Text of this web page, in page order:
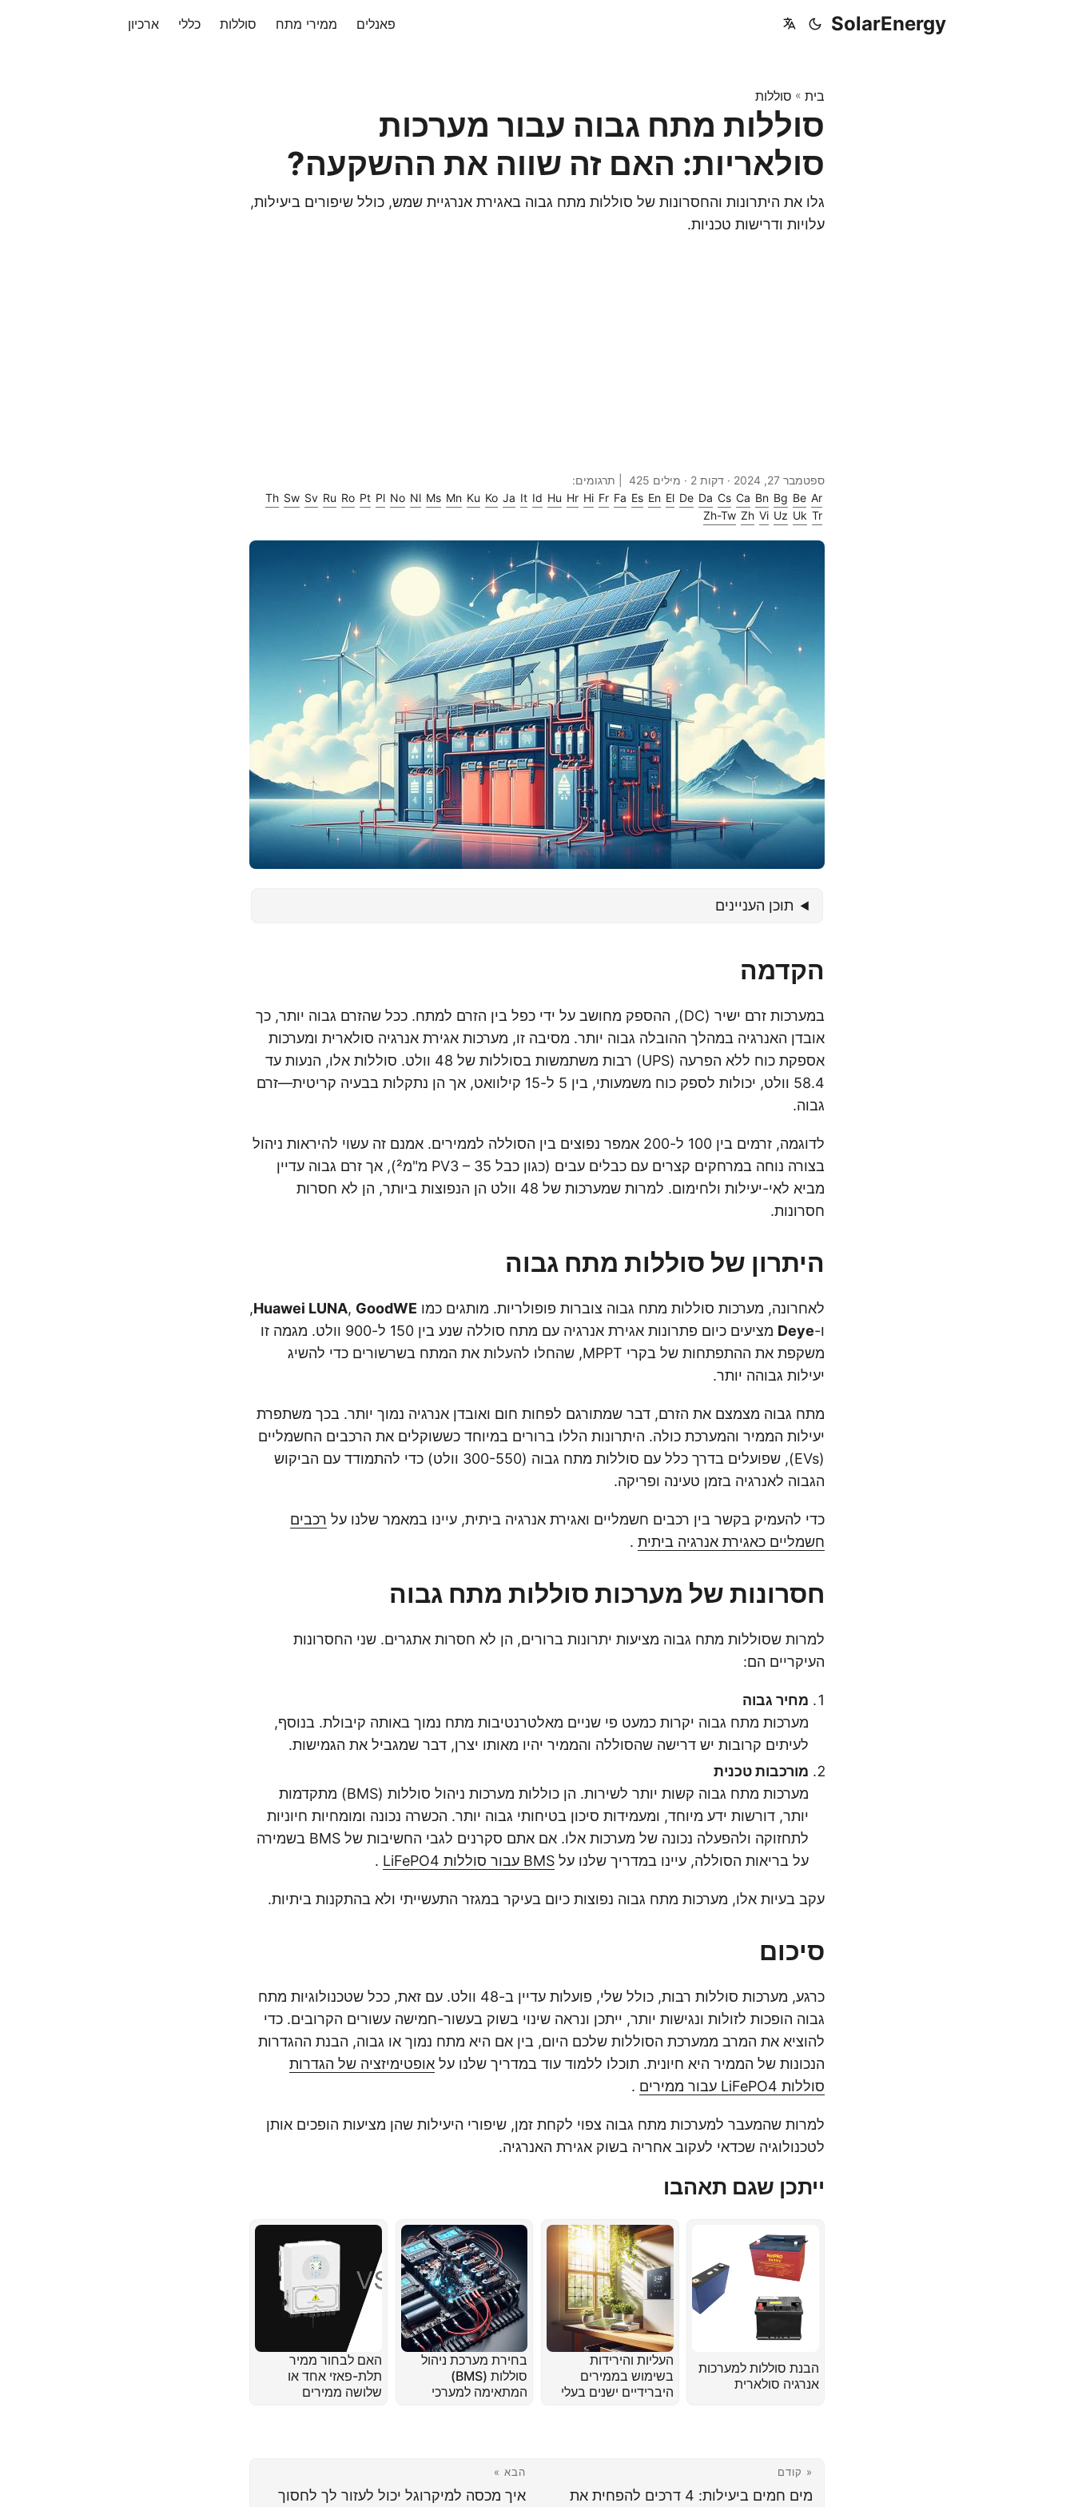
SolarEnergy פאנלים ממירי מתח סוללות כללי ארכיון
בית » סוללות
סוללות מתח גבוה עבור מערכות
סולאריות: האם זה שווה את ההשקעה?
גלו את היתרונות והחסרונות של סוללות מתח גבוה באגירת אנרגיית שמש, כולל שיפורים ביעילות,
עלויות ודרישות טכניות.
ספטמבר 27, 2024
· דקות 2 · מילים 425 | תרגומים:
Ar
Be
Bg
Bn
Ca
Cs
Da
De
El
En
Es
Fa
Fr
Hi
Hr
Hu
Id
It
Ja
Ko
Ku
Mn
Ms
Nl
No
Pl
Pt
Ro
Ru
Sv
Sw
Th
Tr
Uk
Uz
Vi
Zh
Zh-Tw
תוכן העניינים
הקדמה
במערכות זרם ישיר (DC), ההספק מחושב על ידי כפל בין הזרם למתח. ככל שהזרם גבוה יותר, כך
אובדן האנרגיה במהלך ההובלה גבוה יותר. מסיבה זו, מערכות אגירת אנרגיה סולארית ומערכות
אספקת כוח ללא הפרעה (UPS) רבות משתמשות בסוללות של 48 וולט. סוללות אלו, הנעות עד
58.4 וולט, יכולות לספק כוח משמעותי, בין 5 ל-15 קילוואט, אך הן נתקלות בבעיה קריטית—זרם
גבוה.
לדוגמה, זרמים בין 100 ל-200 אמפר נפוצים בין הסוללה לממירים. אמנם זה עשוי להיראות ניהול
בצורה נוחה במרחקים קצרים עם כבלים עבים (כגון כבל PV3 – 35 מ"מ²), אך זרם גבוה עדיין
מביא לאי-יעילות ולחימום. למרות שמערכות של 48 וולט הן הנפוצות ביותר, הן לא חסרות
חסרונות.
היתרון של סוללות מתח גבוה
לאחרונה, מערכות סוללות מתח גבוה צוברות פופולריות. מותגים כמו Huawei LUNA, GoodWE
,
ו-Deye
מציעים כיום פתרונות אגירת אנרגיה עם מתח סוללה שנע בין 150 ל-900 וולט. מגמה זו
משקפת את ההתפתחות של בקרי MPPT, שהחלו להעלות את המתח בשרשורים כדי להשיג
יעילות גבוהה יותר.
מתח גבוה מצמצם את הזרם, דבר שמתורגם לפחות חום ואובדן אנרגיה נמוך יותר. בכך משתפרת
יעילות הממיר והמערכת כולה. היתרונות הללו ברורים במיוחד כששוקלים את הרכבים החשמליים
(EVs), שפועלים בדרך כלל עם סוללות מתח גבוה (300-550 וולט) כדי להתמודד עם הביקוש
הגבוה לאנרגיה בזמן טעינה ופריקה.
כדי להעמיק בקשר בין רכבים חשמליים ואגירת אנרגיה ביתית, עיינו במאמר שלנו על רכבים
חשמליים כאגירת אנרגיה ביתית .
חסרונות של מערכות סוללות מתח גבוה
למרות שסוללות מתח גבוה מציעות יתרונות ברורים, הן לא חסרות אתגרים. שני החסרונות
העיקריים הם:
מחיר גבוה
מערכות מתח גבוה יקרות כמעט פי שניים מאלטרנטיבות מתח נמוך באותה קיבולת. בנוסף,
לעיתים קרובות יש דרישה שהסוללה והממיר יהיו מאותו יצרן, דבר שמגביל את הגמישות.
מורכבות טכנית
מערכות מתח גבוה קשות יותר לשירות. הן כוללות מערכות ניהול סוללות (BMS) מתקדמות
יותר, דורשות ידע מיוחד, ומעמידות סיכון בטיחותי גבוה יותר. הכשרה נכונה ומומחיות חיוניות
לתחזוקה ולהפעלה נכונה של מערכות אלו. אם אתם סקרנים לגבי החשיבות של BMS בשמירה
על בריאות הסוללה, עיינו במדריך שלנו על BMS עבור סוללות LiFePO4 .
עקב בעיות אלו, מערכות מתח גבוה נפוצות כיום בעיקר במגזר התעשייתי ולא בהתקנות ביתיות.
סיכום
כרגע, מערכות סוללות רבות, כולל שלי, פועלות עדיין ב-48 וולט. עם זאת, ככל שטכנולוגיות מתח
גבוה הופכות לזולות ונגישות יותר, ייתכן ונראה שינוי בשוק בעשור-חמישה עשורים הקרובים. כדי
להוציא את המרב ממערכת הסוללות שלכם היום, בין אם היא מתח נמוך או גבוה, הבנת ההגדרות
הנכונות של הממיר היא חיונית. תוכלו ללמוד עוד במדריך שלנו על אופטימיזציה של הגדרות
סוללות LiFePO4 עבור ממירים
.
למרות שהמעבר למערכות מתח גבוה צפוי לקחת זמן, שיפורי היעילות שהן מציעות הופכים אותן
לטכנולוגיה שכדאי לעקוב אחריה בשוק אגירת האנרגיה.
ייתכן שגם תאהבו
הבנת סוללות למערכות
אנרגיה סולארית
העליות והירידות
בשימוש בממירים
היברידיים ישנים בעלי
בחירת מערכת ניהול
סוללות (BMS)
המתאימה למערכי
האם לבחור ממיר
תלת-פאזי אחד או
שלושה ממירים
« קודם
מים חמים ביעילות: 4 דרכים להפחית את
הבא »
איך מכסה למיקרוגל יכול לעזור לך לחסוך